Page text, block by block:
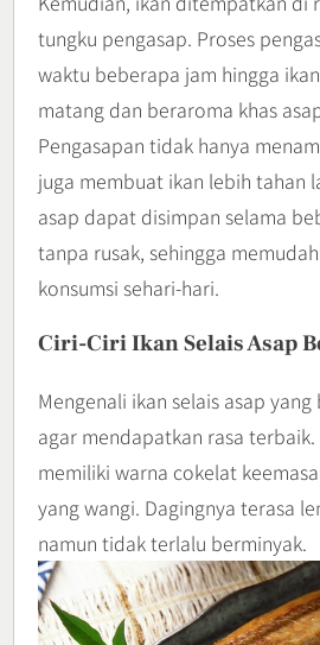
tungku pengasap. Proses
waktu beberapa jam hingga
matang dan beraroma khas
Pengasapan tidak hanya
juga membuat ikan lebih tahan
asap dapat disimpan selama
tanpa rusak, sehingga
konsumsi sehari-hari.
Ciri-Ciri Ikan Selais Asap
Mengenali ikan selais asap
agar mendapatkan rasa
memiliki warna cokelat
yang wangi. Dagingnya terasa
namun tidak terlalu berminyak.